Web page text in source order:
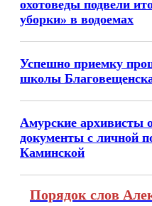
охотоведы подвели
уборки» в водоемах
Успешно приемку
школы
Амурские архивисты
документы с личной
Каминской
Порядок слов